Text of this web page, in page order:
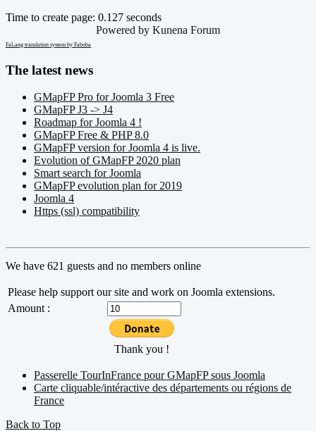
Time to create page: 0.127 seconds
Powered by Kunena Forum
FaLang translation system by Faboba
The latest news
GMapFP Pro for Joomla 3 Free
GMapFP J3 -> J4
Roadmap for Joomla 4 !
GMapFP Free & PHP 8.0
GMapFP version for Joomla 4 is live.
Evolution of GMapFP 2020 plan
Smart search for Joomla
GMapFP evolution plan for 2019
Joomla 4
Https (ssl) compatibility
We have 621 guests and no members online
Please help support our site and work on Joomla extensions.
Amount :
Thank you !
Passerelle TourInFrance pour GMapFP sous Joomla
Carte cliquable/intéractive des départements ou régions de
France
Back to Top